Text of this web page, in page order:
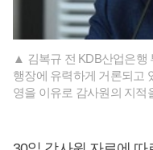
▲ 김복규 전 KDB산업은행
행장에 유력하게 거론되고
영을 이유로 감사원의 지적